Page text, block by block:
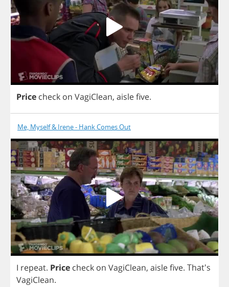
Price check on VagiClean, aislefive.
Me, Myself & Irene - Hank Comes Out
I repeat. Price check on VagiClean, aislefive. That's
VagiClean.